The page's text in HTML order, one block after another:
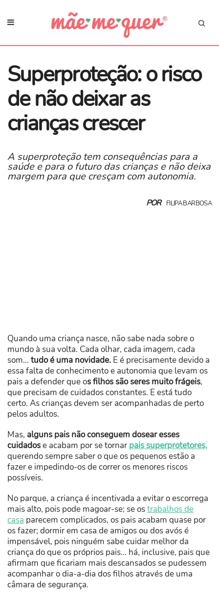
Superproteção: o risco
de não deixar as
crianças crescer
A superproteção tem consequências para a
saúde e para o futuro das crianças e não deixa
margem para que cresçam com autonomia.
POR FILIPA BARBOSA
Quando uma criança nasce, não sabe nada sobre o
mundo à sua volta. Cada olhar, cada imagem, cada
som… tudo é uma novidade. E é precisamente devido a
essa falta de conhecimento e autonomia que levam os
pais a defender que os filhos são seres muito frágeis,
que precisam de cuidados constantes. E está tudo
certo. As crianças devem ser acompanhadas de perto
pelos adultos.
Mas, alguns pais não conseguem dosear esses
cuidadose acabam por se tornar pais superprotetores,
querendo sempre saber o que os pequenos estão a
fazer e impedindo-os de correr os menores riscos
possíveis.
No parque, a criança é incentivada a evitar o escorrega
mais alto, pois pode magoar-se; se ostrabalhos de
casa parecem complicados, os pais acabam quase por
os fazer; dormir em casa de amigos ou dos avós é
impensável, pois ninguém sabe cuidar melhor da
criança do que os próprios pais… há, inclusive, pais que
afirmam que ficariam mais descansados se pudessem
acompanhar o dia-a-dia dos filhos através de uma
câmara de segurança.